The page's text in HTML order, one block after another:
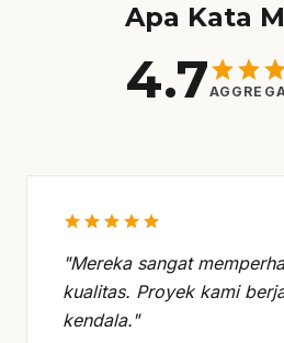
Apa Kata
4.7starstar
starstarstarstarstar
"Mereka sangat
kualitas. Proyek kami
kendala."